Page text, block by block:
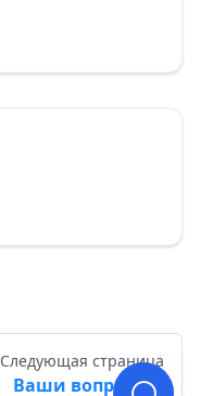
Следующая страница
Ваши вопросы